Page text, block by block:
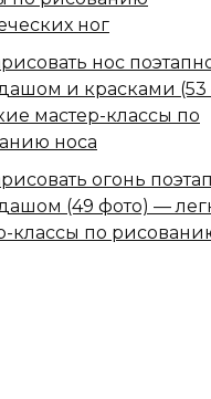
ног
нос
и красками (53
мастер-классы по
носа
огонь
(49 фото) —
классы по